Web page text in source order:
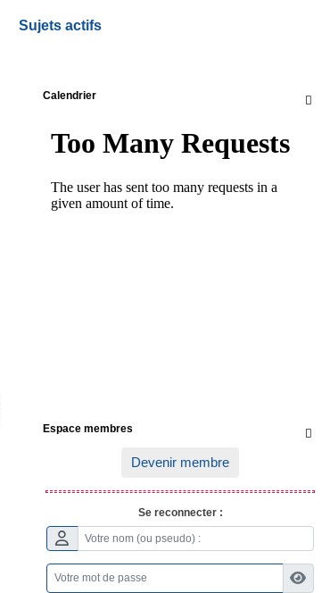
Sujets actifs

Calendrier

Espace membres
Devenir membre
Se reconnecter :